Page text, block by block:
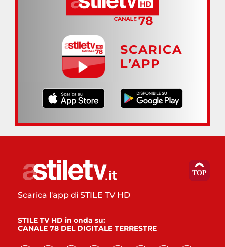
SCARICA
L’APP
Scarica l'app di STILE TV HD
STILE TV HD in onda su:
CANALE 78 DEL DIGITALE TERRESTRE